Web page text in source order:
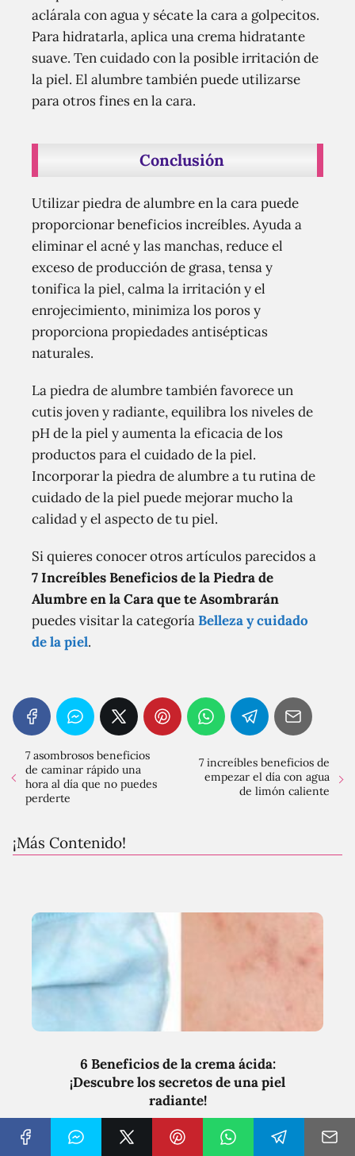
aclárala con agua y sécate la cara a golpecitos.
Para hidratarla, aplica una crema hidratante
suave. Ten cuidado con la posible irritación de
la piel. El alumbre también puede utilizarse
para otros fines en la cara.
Conclusión
Utilizar piedra de alumbre en la cara puede
proporcionar beneficios increíbles. Ayuda a
eliminar el acné y las manchas, reduce el
exceso de producción de grasa, tensa y
tonifica la piel, calma la irritación y el
enrojecimiento, minimiza los poros y
proporciona propiedades antisépticas
naturales.
La piedra de alumbre también favorece un
cutis joven y radiante, equilibra los niveles de
pH de la piel y aumenta la eficacia de los
productos para el cuidado de la piel.
Incorporar la piedra de alumbre a tu rutina de
cuidado de la piel puede mejorar mucho la
calidad y el aspecto de tu piel.
Si quieres conocer otros artículos parecidos a
7 Increíbles Beneficios de la Piedra de
Alumbre en la Cara que te Asombrarán
puedes visitar la categoríaBelleza y cuidado
de la piel.
7 asombrosos beneficios
de caminar rápido una
hora al día que no puedes
perderte
7 increíbles beneficios de
empezar el día con agua
de limón caliente
¡Más Contenido!
6 Beneficios de la crema ácida:
¡Descubre los secretos de una piel
radiante!